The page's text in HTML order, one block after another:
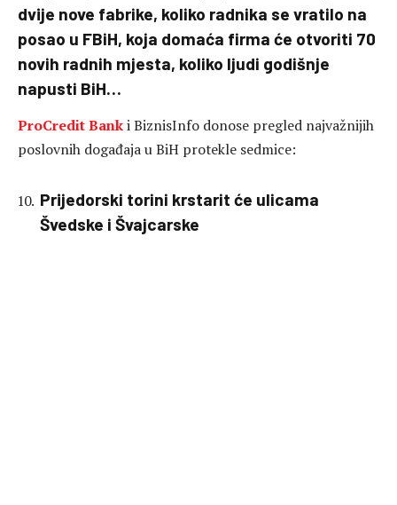
dvije nove fabrike, koliko radnika se vratilo na
posao u FBiH, koja domaća firma će otvoriti 70
novih radnih mjesta, koliko ljudi godišnje
napusti BiH…
ProCredit Banki BiznisInfo donose pregled najvažnijih
poslovnih događaja u BiH protekle sedmice:
Prijedorski torini krstarit će ulicama
Švedske i Švajcarske